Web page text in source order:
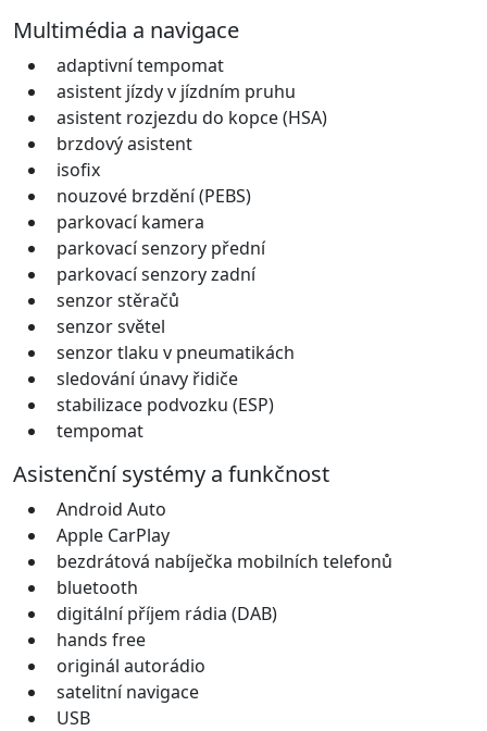
Multimédia a navigace
adaptivní tempomat
asistent jízdy v jízdním pruhu
asistent rozjezdu do kopce (HSA)
brzdový asistent
isofix
nouzové brzdění (PEBS)
parkovací kamera
parkovací senzory přední
parkovací senzory zadní
senzor stěračů
senzor světel
senzor tlaku v pneumatikách
sledování únavy řidiče
stabilizace podvozku (ESP)
tempomat
Asistenční systémy a funkčnost
Android Auto
Apple CarPlay
bezdrátová nabíječka mobilních telefonů
bluetooth
digitální příjem rádia (DAB)
hands free
originál autorádio
satelitní navigace
USB